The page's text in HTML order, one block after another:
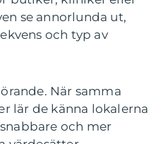
se annorlunda ut,
och typ av
När samma
lär de känna lokalerna
och mer